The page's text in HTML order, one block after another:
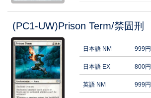
(PC1-UW)Prison Term/禁固刑
日本語 NM 999円
日本語 EX 800円
英語 NM 999円